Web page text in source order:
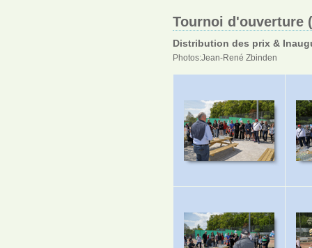
Tournoi d'ouverture
Distribution des prix &
Photos:Jean-René Zbinden